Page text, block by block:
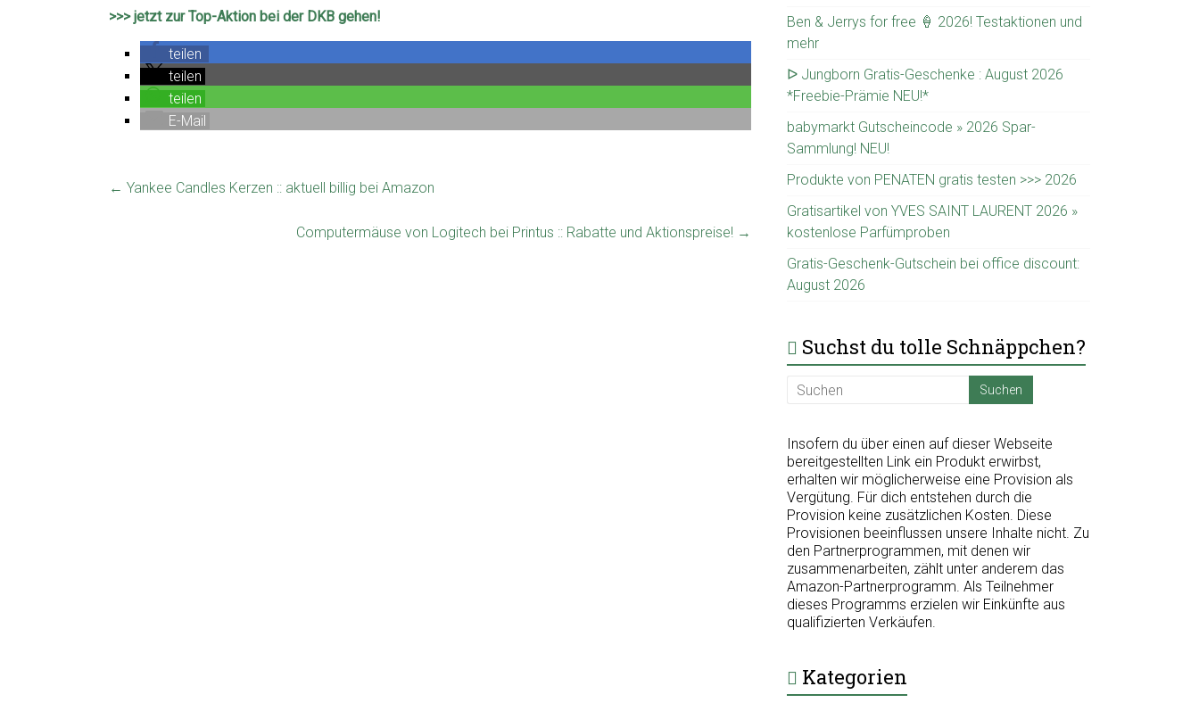
>>> jetzt zur Top-Aktion bei der DKB gehen!
teilen
teilen
teilen
E-Mail
← Yankee Candles Kerzen :: aktuell billig bei Amazon
Computermäuse von Logitech bei Printus :: Rabatte und Aktionspreise! →
Ben & Jerrys for free 🍦 2026! Testaktionen und
mehr
ᐅ Jungborn Gratis-Geschenke : August 2026
*Freebie-Prämie NEU!*
babymarkt Gutscheincode » 2026 Spar-
Sammlung! NEU!
Produkte von PENATEN gratis testen >>> 2026
Gratisartikel von YVES SAINT LAURENT 2026 »
kostenlose Parfümproben
Gratis-Geschenk-Gutschein bei office discount:
August 2026
Suchst du tolle Schnäppchen?
Insofern du über einen auf dieser Webseite
bereitgestellten Link ein Produkt erwirbst,
erhalten wir möglicherweise eine Provision als
Vergütung. Für dich entstehen durch die
Provision keine zusätzlichen Kosten. Diese
Provisionen beeinflussen unsere Inhalte nicht. Zu
den Partnerprogrammen, mit denen wir
zusammenarbeiten, zählt unter anderem das
Amazon-Partnerprogramm. Als Teilnehmer
dieses Programms erzielen wir Einkünfte aus
qualifizierten Verkäufen.
Kategorien